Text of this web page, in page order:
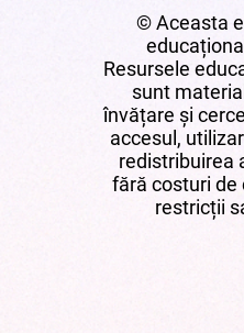
© Aceasta
Resursele
sunt
învățare și
accesul,
redistribuirea
fără costuri de
restricții